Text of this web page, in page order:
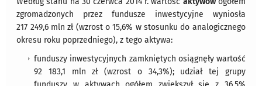
zgromadzonych przez fundusze inwestycyjne wyniosła
217 249,6 mln zł (wzrost o 15,6% w stosunku do analogicznego
okresu roku poprzedniego), z tego aktywa:
funduszy inwestycyjnych zamkniętych osiągnęły wartość
92 183,1 mln zł (wzrost o 34,3%); udział tej grupy